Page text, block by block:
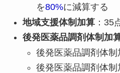
を80%に減算する
地域支援体制加算：35
後発医薬品調剤体制加
後発医薬品調剤体
後発医薬品調剤体